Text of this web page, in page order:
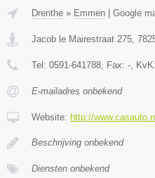
Drenthe » Emmen Google
Jacob le Mairestraat 275
Tel: 0591-641788 , Fax: - , KvK:
E-mailadres onbekend
Website: http://www.casauto.nl
Beschrijving onbekend
Diensten onbekend